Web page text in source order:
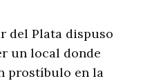
del Plata dispuso
un local donde
prostíbulo en la